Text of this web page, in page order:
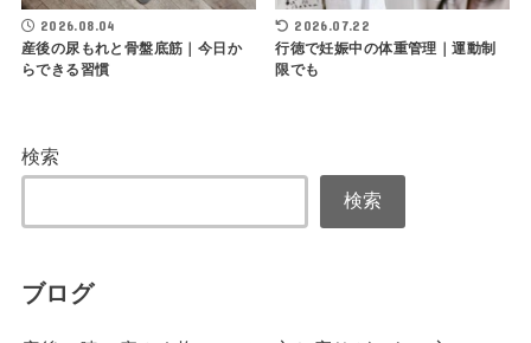
2026.08.04
産後の尿もれと骨盤底筋｜今日か
らできる習慣
2026.07.22
行徳で妊娠中の体重管理｜運動制
限でも
検索
検索
ブログ